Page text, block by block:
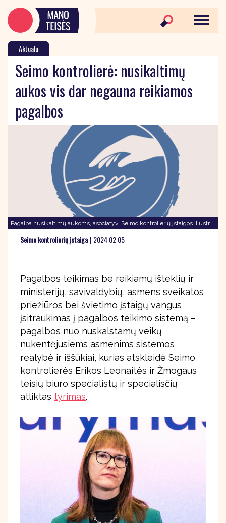
Aktualu
Seimo kontrolierė: nusikaltimų
aukos vis dar negauna reikiamos
pagalbos
Pagalba nusikaltimų aukoms, asociatyvi Seimo kontrolierių įstaigos iliustr.
Seimo kontrolierių įstaiga | 2024 02 05
Pagalbos teikimas be reikiamų išteklių ir
ministerijų, savivaldybių, asmens sveikatos
priežiūros bei švietimo įstaigų vangus
įsitraukimas į pagalbos teikimo sistemą –
pagalbos nuo nuskalstamų veikų
nukentėjusiems asmenims sistemos
realybė ir iššūkiai, kurias atskleidė Seimo
kontrolierės Erikos Leonaitės ir Žmogaus
teisių biuro specialistų ir specialisčių
atliktas tyrimas.